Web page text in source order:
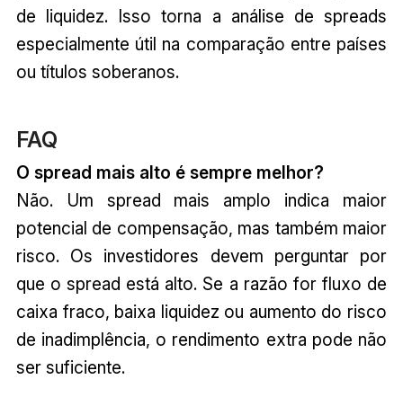
de liquidez. Isso torna a análise de spreads
especialmente útil na comparação entre países
ou títulos soberanos.
FAQ
O spread mais alto é sempre melhor?
Não. Um spread mais amplo indica maior
potencial de compensação, mas também maior
risco. Os investidores devem perguntar por
que o spread está alto. Se a razão for fluxo de
caixa fraco, baixa liquidez ou aumento do risco
de inadimplência, o rendimento extra pode não
ser suficiente.